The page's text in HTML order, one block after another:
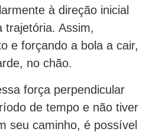
à direção inicial
trajetória. Assim,
e forçando a bola a cair,
no chão.
força perpendicular
de tempo e não tiver
seu caminho, é possível